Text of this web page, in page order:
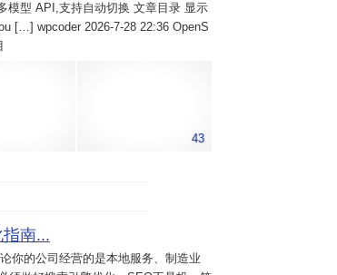
模型 API,支持自动切换 文章目录 显示
[…] wpcoder 2026-7-28 22:36 OpenS
43
指南...
你的公司经营的是本地服务、制造业